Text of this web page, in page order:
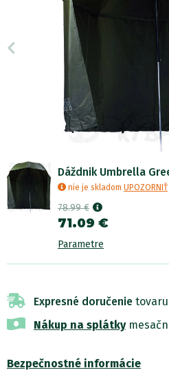
Dáždnik Umbrella
nie je skladom UPOZORNIŤ
78.99 €
71.09 €
Parametre
Expresné doručenie
Nákup na splátky
Bezpečnostné informácie